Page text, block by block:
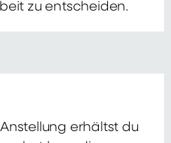
zu entscheiden.
erhältst du